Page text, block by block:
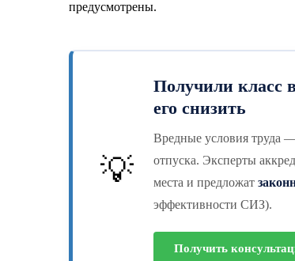
предусмотрены.
💡
Получили класс
его снизить
Вредные условия труда
отпуска. Эксперты
места и предложат
эффективности СИЗ).
Получить